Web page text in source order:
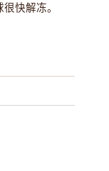
快解冻。